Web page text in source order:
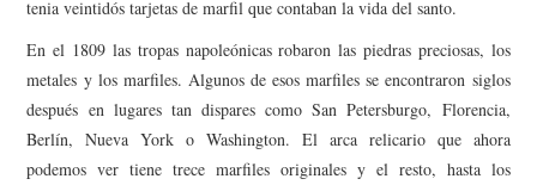
tenia veintidós tarjetas de marfil que contaban la vida del santo.
En el 1809 las tropas napoleónicas robaron las piedras preciosas, los
metales y los marfiles. Algunos de esos marfiles se encontraron siglos
después en lugares tan dispares como San Petersburgo, Florencia,
Berlín, Nueva York o Washington. El arca relicario que ahora
podemos ver tiene trece marfiles originales y el resto, hasta los